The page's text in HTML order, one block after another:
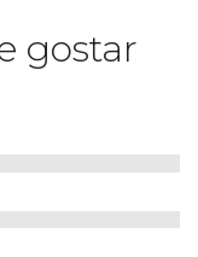
gostar